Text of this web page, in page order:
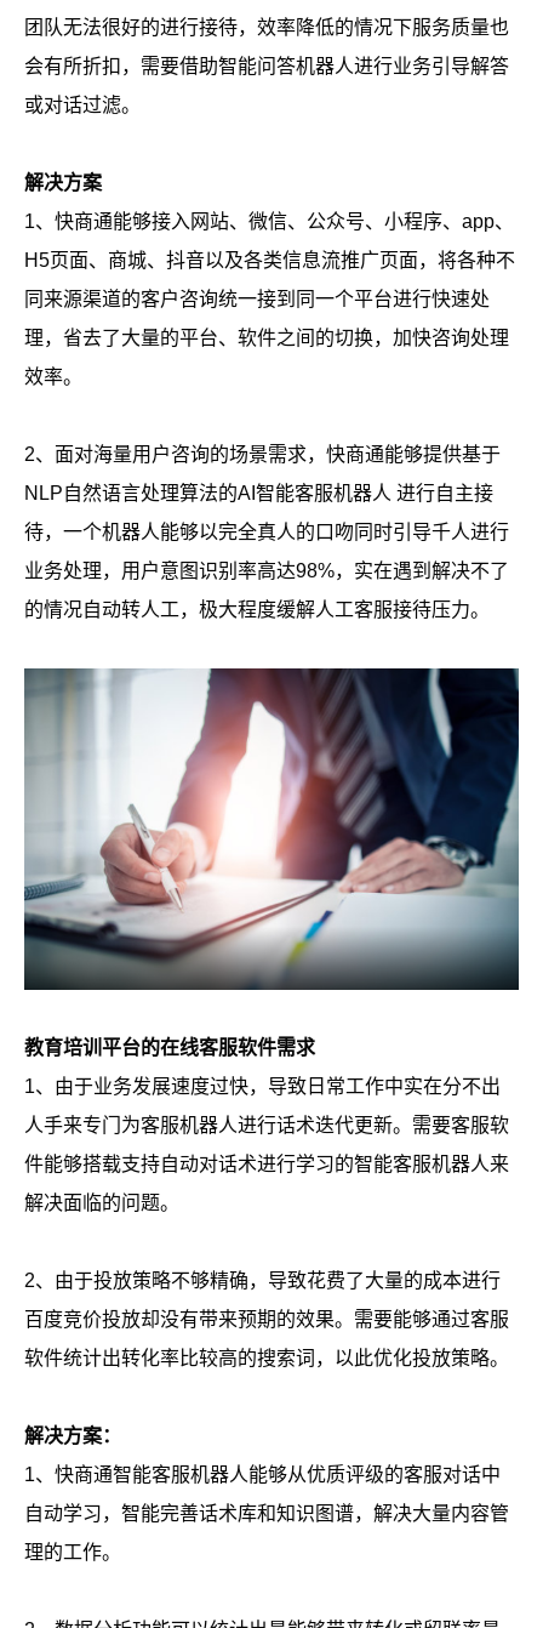
团队无法很好的进行接待，效率降低的情况下服务质量也
会有所折扣，需要借助智能问答机器人进行业务引导解答
或对话过滤。
解决方案
1、快商通能够接入网站、微信、公众号、小程序、app、
H5页面、商城、抖音以及各类信息流推广页面，将各种不
同来源渠道的客户咨询统一接到同一个平台进行快速处
理，省去了大量的平台、软件之间的切换，加快咨询处理
效率。
2、面对海量用户咨询的场景需求，快商通能够提供基于
NLP自然语言处理算法的AI智能客服机器人 进行自主接
待，一个机器人能够以完全真人的口吻同时引导千人进行
业务处理，用户意图识别率高达98%，实在遇到解决不了
的情况自动转人工，极大程度缓解人工客服接待压力。
教育培训平台的在线客服软件需求
1、由于业务发展速度过快，导致日常工作中实在分不出
人手来专门为客服机器人进行话术迭代更新。需要客服软
件能够搭载支持自动对话术进行学习的智能客服机器人来
解决面临的问题。
2、由于投放策略不够精确，导致花费了大量的成本进行
百度竞价投放却没有带来预期的效果。需要能够通过客服
软件统计出转化率比较高的搜索词，以此优化投放策略。
解决方案：
1、快商通智能客服机器人能够从优质评级的客服对话中
自动学习，智能完善话术库和知识图谱，解决大量内容管
理的工作。